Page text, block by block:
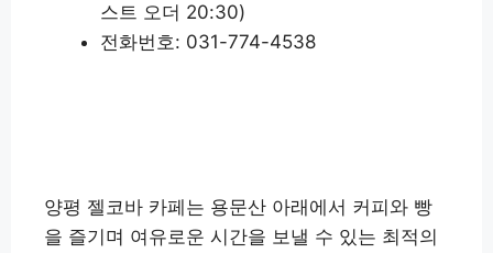
스트 오더 20:30)
전화번호: 031-774-4538
양평 젤코바 카페는 용문산 아래에서 커피와 빵
을 즐기며 여유로운 시간을 보낼 수 있는 최적의